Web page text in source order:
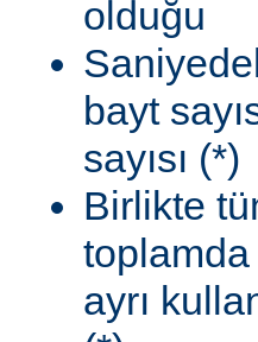
olduğu
bayt
sayısı (*)
Birlikte
toplamda
ayrı